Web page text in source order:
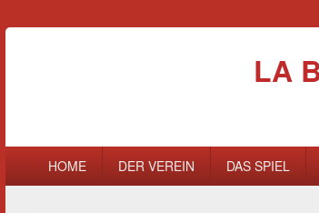
LA
PrimaryHOME DER VEREIN DAS SPIEL